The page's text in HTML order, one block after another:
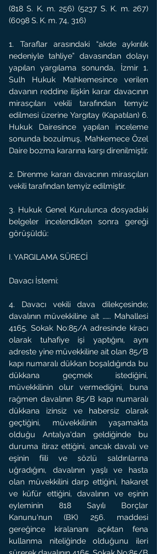
(818 S. K. m. 256) (5237 S. K. m. 267)
(6098 S. K. m. 74, 316)
1. Taraflar arasındaki “akde aykırılık
nedeniyle tahliye” davasından dolayı
yapılan yargılama sonunda, İzmir 1.
Sulh Hukuk Mahkemesince verilen
davanın reddine ilişkin karar davacının
mirasçıları vekili tarafından temyiz
edilmesi üzerine Yargıtay (Kapatılan) 6.
Hukuk Dairesince yapılan inceleme
sonunda bozulmuş, Mahkemece Özel
Daire bozma kararına karşı direnilmiştir.
2. Direnme kararı davacının mirasçıları
vekili tarafından temyiz edilmiştir.
3. Hukuk Genel Kurulunca dosyadaki
belgeler incelendikten sonra gereği
görüşüldü:
I. YARGILAMA SÜRECİ
Davacı İstemi:
4. Davacı vekili dava dilekçesinde;
davalının müvekkiline ait ……. Mahallesi
4165. Sokak No:85/A adresinde kiracı
olarak tuhafiye işi yaptığını, aynı
adreste yine müvekkiline ait olan 85/B
kapı numaralı dükkan boşaldığında bu
dükkana geçmek istediğini,
müvekkilinin olur vermediğini, buna
rağmen davalının 85/B kapı numaralı
dükkana izinsiz ve habersiz olarak
geçtiğini, müvekkilinin yaşamakta
olduğu Antalya'dan geldiğinde bu
duruma itiraz ettiğini, ancak davalı ve
eşinin fiili ve sözlü saldırılarına
uğradığını, davalının yaşlı ve hasta
olan müvekkilini darp ettiğini, hakaret
ve küfür ettiğini, davalının ve eşinin
eyleminin 818 Sayılı Borçlar
Kanunu'nun (BK) 256. maddesi
gereğince kiralananı açıktan fena
kullanma niteliğinde olduğunu ileri